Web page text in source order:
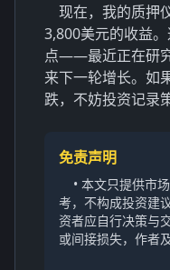
现在，我的质押
3,800美元的收益
点——最近正在研
来下一轮增长。如
跌，不妨投资记录
免责声明
• 本文只提供市
考，不构成投资建
资者应自行决策与
或间接损失，作者